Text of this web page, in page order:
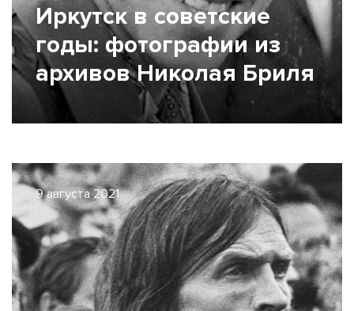
Иркутск в советские
годы: фотографии из
архивов Николая Бриля
9 августа 2021